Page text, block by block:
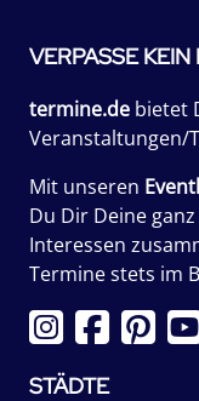
VERPASSE
termine.de bietet
Veranstaltungen/
Mit unseren
Du Dir Deine
Interessen
Termine stets im
STÄDTE